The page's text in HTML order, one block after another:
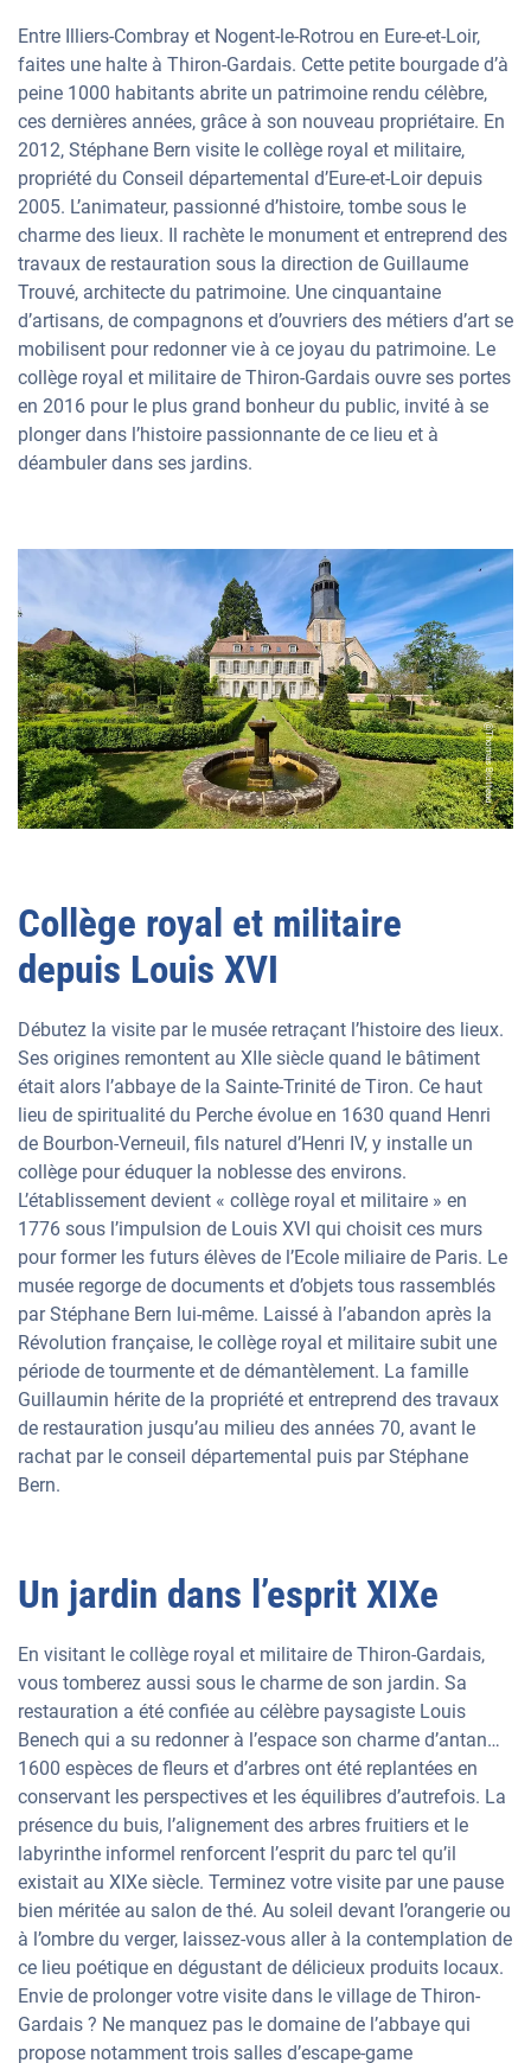
Entre Illiers-Combray et Nogent-le-Rotrou en Eure-et-Loir,
faites une halte à Thiron-Gardais. Cette petite bourgade d’à
peine 1000 habitants abrite un patrimoine rendu célèbre,
ces dernières années, grâce à son nouveau propriétaire. En
2012, Stéphane Bern visite le collège royal et militaire,
propriété du Conseil départemental d’Eure-et-Loir depuis
2005. L’animateur, passionné d’histoire, tombe sous le
charme des lieux. Il rachète le monument et entreprend des
travaux de restauration sous la direction de Guillaume
Trouvé, architecte du patrimoine. Une cinquantaine
d’artisans, de compagnons et d’ouvriers des métiers d’art se
mobilisent pour redonner vie à ce joyau du patrimoine. Le
collège royal et militaire de Thiron-Gardais ouvre ses portes
en 2016 pour le plus grand bonheur du public, invité à se
plonger dans l’histoire passionnante de ce lieu et à
déambuler dans ses jardins.
@Thomas Biotteau
Collège royal et militaire
depuis Louis XVI
Débutez la visite par le musée retraçant l’histoire des lieux.
Ses origines remontent au XIIe siècle quand le bâtiment
était alors l’abbaye de la Sainte-Trinité de Tiron. Ce haut
lieu de spiritualité du Perche évolue en 1630 quand Henri
de Bourbon-Verneuil, fils naturel d’Henri IV, y installe un
collège pour éduquer la noblesse des environs.
L’établissement devient « collège royal et militaire » en
1776 sous l’impulsion de Louis XVI qui choisit ces murs
pour former les futurs élèves de l’Ecole miliaire de Paris. Le
musée regorge de documents et d’objets tous rassemblés
par Stéphane Bern lui-même. Laissé à l’abandon après la
Révolution française, le collège royal et militaire subit une
période de tourmente et de démantèlement. La famille
Guillaumin hérite de la propriété et entreprend des travaux
de restauration jusqu’au milieu des années 70, avant le
rachat par le conseil départemental puis par Stéphane
Bern.
Un jardin dans l’esprit XIXe
En visitant le collège royal et militaire de Thiron-Gardais,
vous tomberez aussi sous le charme de son jardin. Sa
restauration a été confiée au célèbre paysagiste Louis
Benech qui a su redonner à l’espace son charme d’antan…
1600 espèces de fleurs et d’arbres ont été replantées en
conservant les perspectives et les équilibres d’autrefois. La
présence du buis, l’alignement des arbres fruitiers et le
labyrinthe informel renforcent l’esprit du parc tel qu’il
existait au XIXe siècle. Terminez votre visite par une pause
bien méritée au salon de thé. Au soleil devant l’orangerie ou
à l’ombre du verger, laissez-vous aller à la contemplation de
ce lieu poétique en dégustant de délicieux produits locaux.
Envie de prolonger votre visite dans le village de Thiron-
Gardais ? Ne manquez pas le domaine de l’abbaye qui
propose notamment trois salles d’escape-game